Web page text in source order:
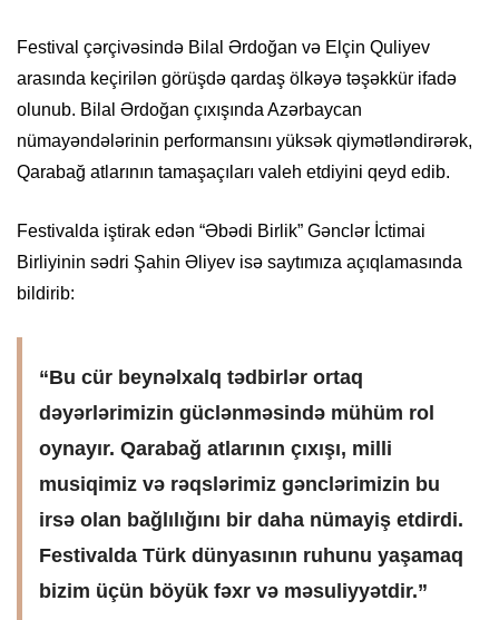
Festival çərçivəsində Bilal Ərdoğan və Elçin Quliyev
arasında keçirilən görüşdə qardaş ölkəyə təşəkkür ifadə
olunub. Bilal Ərdoğan çıxışında Azərbaycan
nümayəndələrinin performansını yüksək qiymətləndirərək,
Qarabağ atlarının tamaşaçıları valeh etdiyini qeyd edib.
Festivalda iştirak edən “Əbədi Birlik” Gənclər İctimai
Birliyinin sədri Şahin Əliyev isə saytımıza açıqlamasında
bildirib:
“Bu cür beynəlxalq tədbirlər ortaq
dəyərlərimizin güclənməsində mühüm rol
oynayır. Qarabağ atlarının çıxışı, milli
musiqimiz və rəqslərimiz gənclərimizin bu
irsə olan bağlılığını bir daha nümayiş etdirdi.
Festivalda Türk dünyasının ruhunu yaşamaq
bizim üçün böyük fəxr və məsuliyyətdir.”